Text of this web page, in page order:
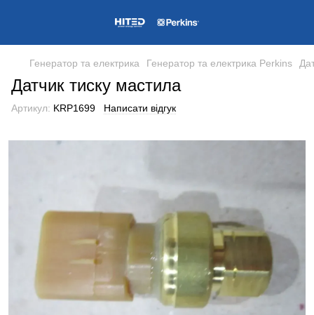
Генератор та електрика Генератор та електрика Perkins
Датчик тиску мастила
Артикул: KRP1699 Написати відгук